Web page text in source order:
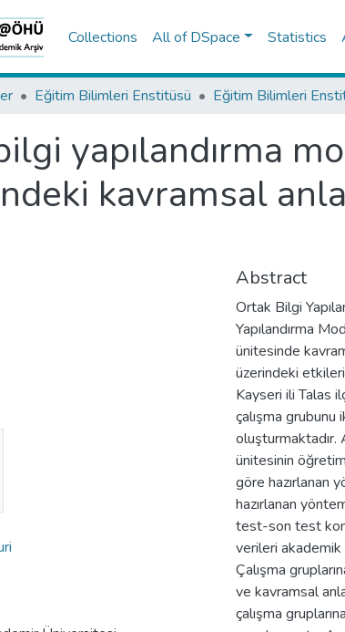
Collections All of DSpace Statistics
Eğitim Bilimleri Enstitüsü
yapılandırma
kavramsal
Abstract
Ortak Bilgi
Yapılandırma
ünitesinde
üzerindeki
Kayseri ili Talas
çalışma grubunu
oluşturmaktadır.
ünitesinin
göre hazırlanan
hazırlanan
test-son test
verileri akademik
Çalışma
ve kavramsal
çalışma